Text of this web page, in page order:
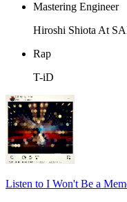
Mastering Engineer
Hiroshi Shiota At
Rap
T-iD
Listen to I Won't Be a